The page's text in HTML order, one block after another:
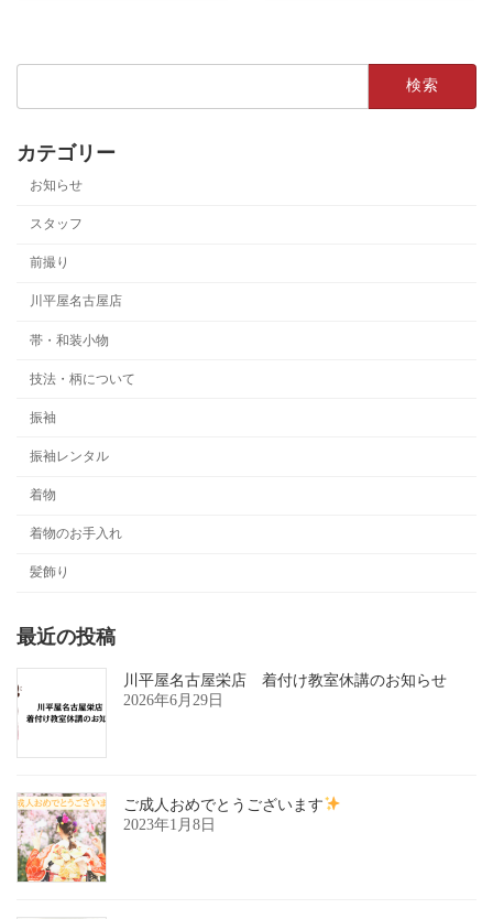
カテゴリー
お知らせ
スタッフ
前撮り
川平屋名古屋店
帯・和装小物
技法・柄について
振袖
振袖レンタル
着物
着物のお手入れ
髪飾り
最近の投稿
川平屋名古屋栄店 着付け教室休講のお知らせ
2026年6月29日
ご成人おめでとうございます
2023年1月8日